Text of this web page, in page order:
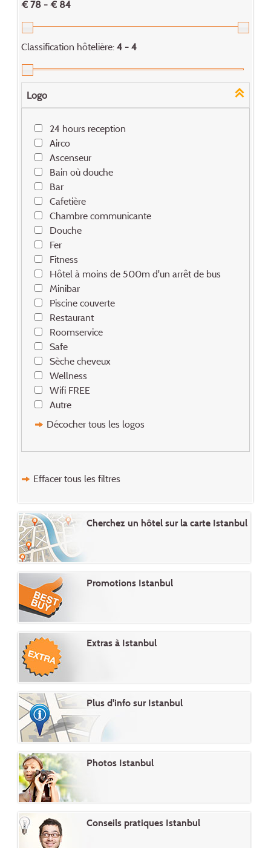
€ 78 - € 84
Classification hôtelière: 4 - 4
Logo
24 hours reception
Airco
Ascenseur
Bain où douche
Bar
Cafetière
Chambre communicante
Douche
Fer
Fitness
Hôtel à moins de 500m d'un arrêt de bus
Minibar
Piscine couverte
Restaurant
Roomservice
Safe
Sèche cheveux
Wellness
Wifi FREE
Autre
Décocher tous les logos
Effacer tous les filtres
Cherchez un hôtel sur la carte Istanbul
Promotions Istanbul
Extras à Istanbul
Plus d'info sur Istanbul
Photos Istanbul
Conseils pratiques Istanbul